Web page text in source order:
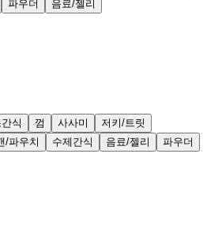
파우더 음료/젤리
식 껌 사사미
저키/트릿
/파우치 수제간식 음료/젤리 파우더